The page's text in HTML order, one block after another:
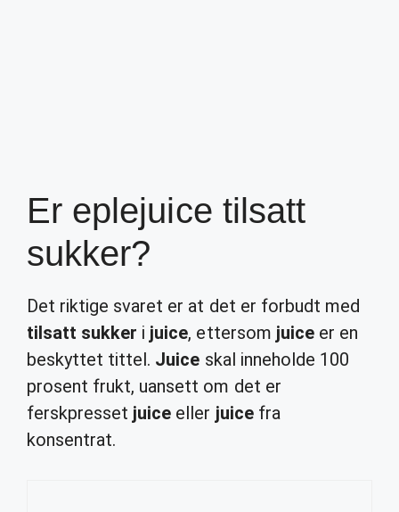
Er eplejuice tilsatt
sukker?
Det riktige svaret er at det er forbudt med
tilsatt sukker i juice, ettersom juiceer en
beskyttet tittel. Juice skal inneholde 100
prosent frukt, uansett om det er
ferskpresset juice eller juicefra
konsentrat.